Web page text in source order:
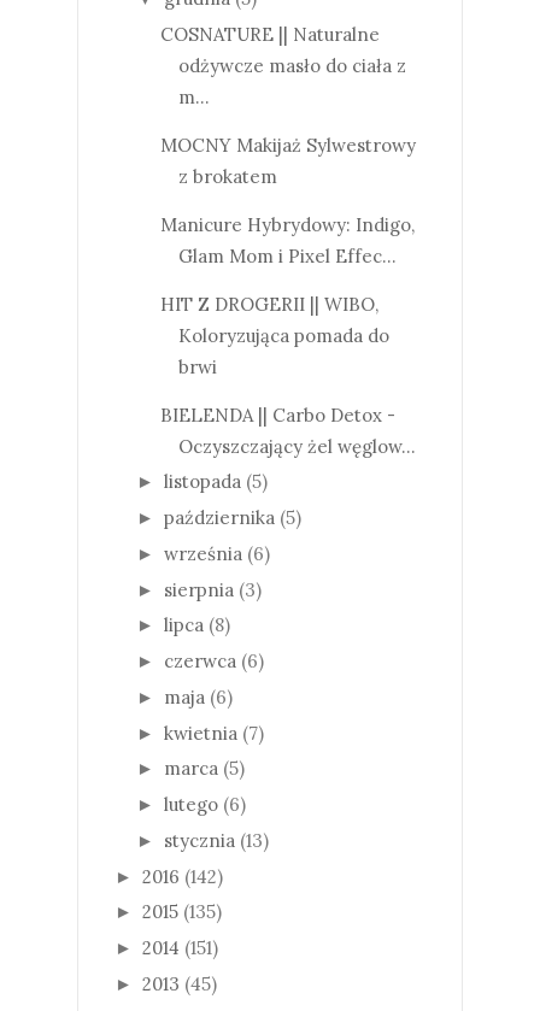
COSNATURE || Naturalne
odżywcze masło do ciała z
m...
MOCNY Makijaż Sylwestrowy
z brokatem
Manicure Hybrydowy: Indigo,
Glam Mom i Pixel Effec...
HIT Z DROGERII || WIBO,
Koloryzująca pomada do
brwi
BIELENDA || Carbo Detox -
Oczyszczający żel węglow...
► listopada (5)
► października (5)
► września (6)
► sierpnia (3)
► lipca (8)
► czerwca (6)
► maja (6)
► kwietnia (7)
► marca (5)
► lutego (6)
► stycznia (13)
► 2016 (142)
► 2015 (135)
► 2014 (151)
► 2013 (45)